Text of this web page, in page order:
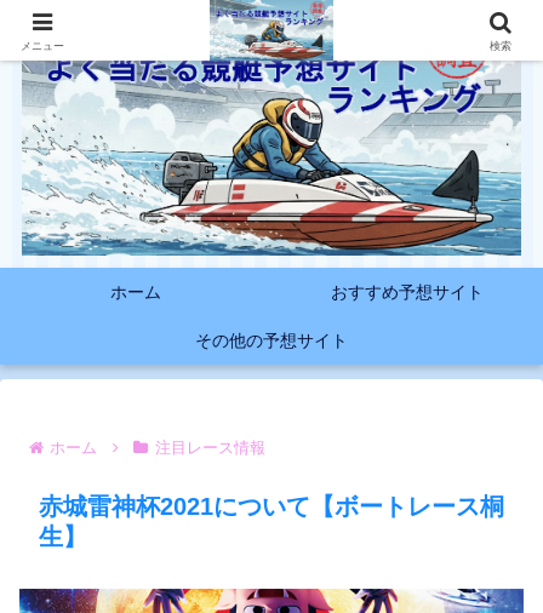
ホーム おすすめ予想サイト
その他の予想サイト
ホーム 注目レース情報
赤城雷神杯2021について【ボートレース桐
生】
メニュー 検索